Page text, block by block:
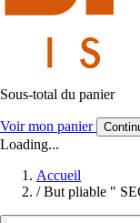
Sous-total du panier
Voir mon panier
Loading...
Accueil
/ But pliable "